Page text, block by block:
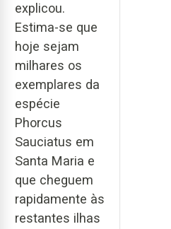
explicou.
Estima-se que
hoje sejam
milhares os
exemplares da
espécie
Phorcus
Sauciatus em
Santa Maria e
que cheguem
rapidamente às
restantes ilhas